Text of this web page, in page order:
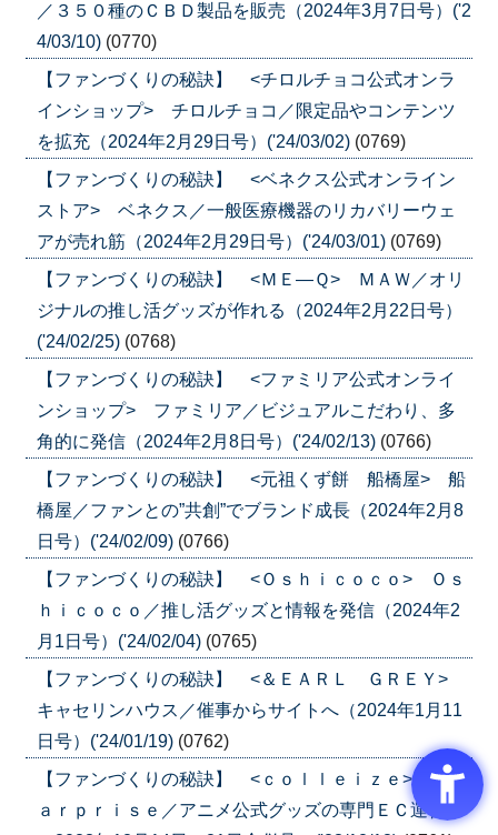
／３５０種のＣＢＤ製品を販売（2024年3月7日号）('2
4/03/10) (0770)
【ファンづくりの秘訣】 <チロルチョコ公式オンラ
インショップ> チロルチョコ／限定品やコンテンツ
を拡充（2024年2月29日号）('24/03/02) (0769)
【ファンづくりの秘訣】 <ベネクス公式オンライン
ストア> ベネクス／一般医療機器のリカバリーウェ
アが売れ筋（2024年2月29日号）('24/03/01) (0769)
【ファンづくりの秘訣】 <ＭＥ―Ｑ> ＭＡＷ／オリ
ジナルの推し活グッズが作れる（2024年2月22日号）
('24/02/25) (0768)
【ファンづくりの秘訣】 <ファミリア公式オンライ
ンショップ> ファミリア／ビジュアルこだわり、多
角的に発信（2024年2月8日号）('24/02/13) (0766)
【ファンづくりの秘訣】 <元祖くず餅 船橋屋> 船
橋屋／ファンとの”共創”でブランド成長（2024年2月8
日号）('24/02/09) (0766)
【ファンづくりの秘訣】 <Ｏｓｈｉｃｏｃｏ> Ｏｓ
ｈｉｃｏｃｏ／推し活グッズと情報を発信（2024年2
月1日号）('24/02/04) (0765)
【ファンづくりの秘訣】 <＆ＥＡＲＬ ＧＲＥＹ>
キャセリンハウス／催事からサイトへ（2024年1月11
日号）('24/01/19) (0762)
【ファンづくりの秘訣】 <ｃｏｌｌｅｉｚｅ> Ｓｍ
ａｒｐｒｉｓｅ／アニメ公式グッズの専門ＥＣ運営